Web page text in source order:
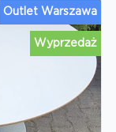
Wyprzedaż
Outlet Warszawa